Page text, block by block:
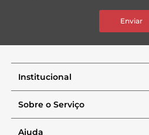
Enviar
Institucional
Sobre o Serviço
Ajuda